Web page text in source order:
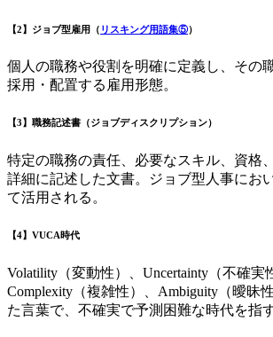
【2】ジョブ型雇用（ リスキング用語集⑤）
個人の職務や役割を明確に定義し、その
採用・配置する雇用形態。
【3】職務記述書（ジョブディスクリプション）
特定の職務の責任、必要なスキル、資格
詳細に記述した文書。ジョブ型人事にお
て活用される。
【4】VUCA時代
Volatility（変動性）、Uncertainty（不確実
Complexity（複雑性）、Ambiguity（曖昧
た言葉で、不確実で予測困難な時代を指す